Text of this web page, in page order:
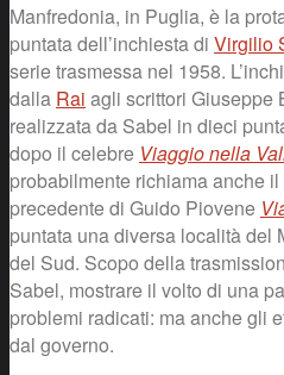
Manfredonia, in Puglia, è la
puntata dell’inchiesta di Virgilio
serie trasmessa nel 1958.
dalla Rai agli scrittori Giuseppe
realizzata da Sabel in dieci
dopo il celebre Viaggio nella
probabilmente richiama anche
precedente di Guido Piovene
puntata una diversa località del
del Sud. Scopo della
Sabel, mostrare il volto di una
problemi radicati: ma anche gli
dal governo.